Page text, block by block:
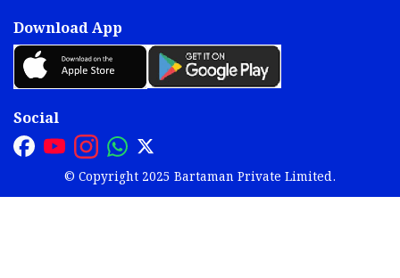
Download App
Social
© Copyright 2025 Bartaman Private Limited.